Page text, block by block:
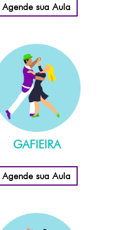
Agende sua Aula
GAFIEIRA
Agende sua Aula